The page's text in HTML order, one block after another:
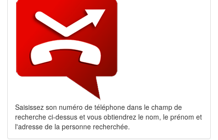
Saisissez son numéro de téléphone dans le champ de
recherche ci-dessus et vous obtiendrez le nom, le prénom et
l'adresse de la personne recherchée.